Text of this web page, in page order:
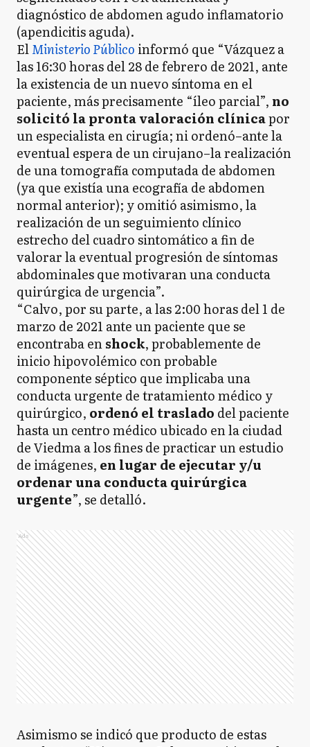
diagnóstico de abdomen agudo inflamatorio
(apendicitis aguda).
ElMinisterio Público informó que “Vázquez a
las 16:30 horas del 28 de febrero de 2021, ante
la existencia de un nuevo síntoma en el
paciente, más precisamente “íleo parcial”, no
solicitó la pronta valoración clínicapor
un especialista en cirugía; ni ordenó–ante la
eventual espera de un cirujano–la realización
de una tomografía computada de abdomen
(ya que existía una ecografía de abdomen
normal anterior); y omitió asimismo, la
realización de un seguimiento clínico
estrecho del cuadro sintomático a fin de
valorar la eventual progresión de síntomas
abdominales que motivaran una conducta
quirúrgica de urgencia”.
“Calvo, por su parte, a las 2:00 horas del 1 de
marzo de 2021 ante un paciente que se
encontraba enshock, probablemente de
inicio hipovolémico con probable
componente séptico que implicaba una
conducta urgente de tratamiento médico y
quirúrgico, ordenó el traslado del paciente
hasta un centro médico ubicado en la ciudad
de Viedma a los fines de practicar un estudio
de imágenes, en lugar de ejecutar y/u
ordenar una conducta quirúrgica
urgente”, se detalló.
Ads
Asimismo se indicó que producto de estas